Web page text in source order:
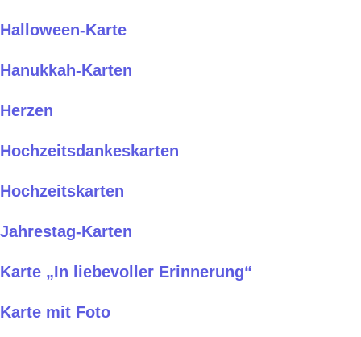
Halloween-Karte
Hanukkah-Karten
Herzen
Hochzeitsdankeskarten
Hochzeitskarten
Jahrestag-Karten
Karte „In liebevoller Erinnerung“
Karte mit Foto